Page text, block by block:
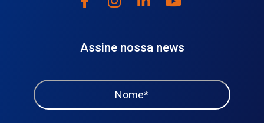
Assine nossa news